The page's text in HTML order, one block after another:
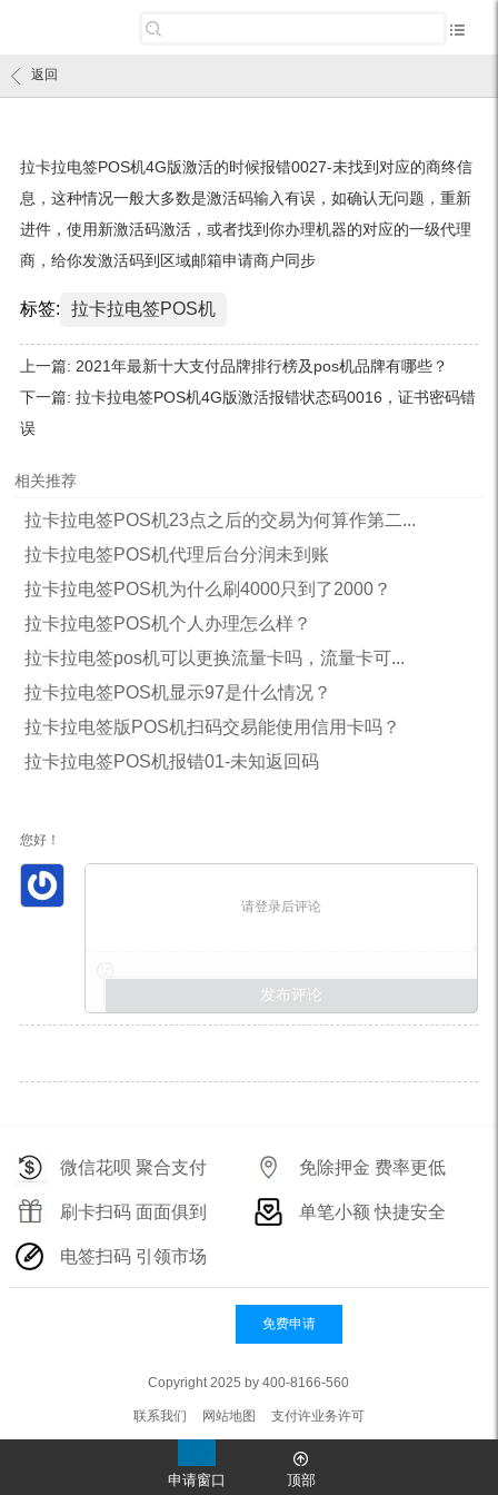
返回
拉卡拉电签POS机4G版激活的时候报错0027-未找到对应的商终信
息，这种情况一般大多数是激活码输入有误，如确认无问题，重新
进件，使用新激活码激活，或者找到你办理机器的对应的一级代理
商，给你发激活码到区域邮箱申请商户同步
标签: 拉卡拉电签POS机
上一篇: 2021年最新十大支付品牌排行榜及pos机品牌有哪些？
下一篇: 拉卡拉电签POS机4G版激活报错状态码0016，证书密码错
误
相关推荐
拉卡拉电签POS机23点之后的交易为何算作第二...
拉卡拉电签POS机代理后台分润未到账
拉卡拉电签POS机为什么刷4000只到了2000？
拉卡拉电签POS机个人办理怎么样？
拉卡拉电签pos机可以更换流量卡吗，流量卡可...
拉卡拉电签POS机显示97是什么情况？
拉卡拉电签版POS机扫码交易能使用信用卡吗？
拉卡拉电签POS机报错01-未知返回码
您好！
请登录后评论
微信花呗 聚合支付 免除押金 费率更低
刷卡扫码 面面俱到 单笔小额 快捷安全
电签扫码 引领市场
免费申请
Copyright 2025 by 400-8166-560
联系我们 网站地图 支付许业务许可
申请窗口 顶部